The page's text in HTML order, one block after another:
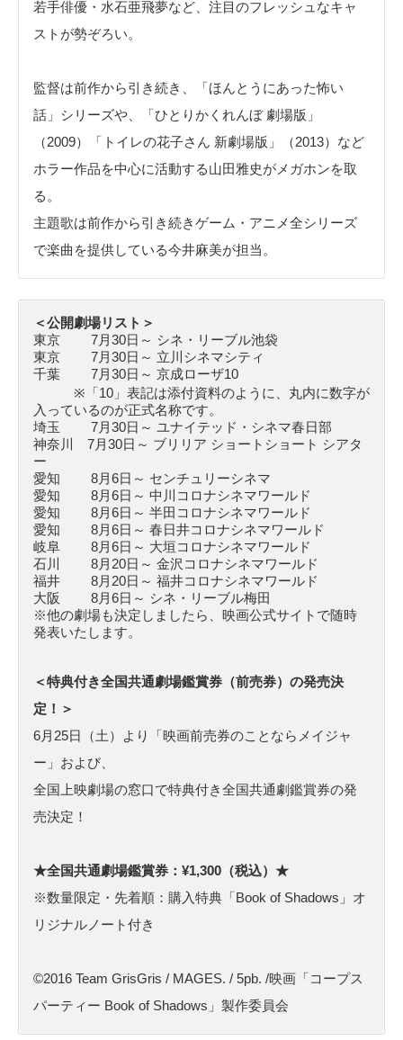
若手俳優・水石亜飛夢など、注目のフレッシュなキャ
ストが勢ぞろい。
監督は前作から引き続き、「ほんとうにあった怖い
話」シリーズや、「ひとりかくれんぼ 劇場版」
（2009）「トイレの花子さん 新劇場版」（2013）など
ホラー作品を中心に活動する山田雅史がメガホンを取
る。
主題歌は前作から引き続きゲーム・アニメ全シリーズ
で楽曲を提供している今井麻美が担当。
＜公開劇場リスト＞
東京 7月30日～ シネ・リーブル池袋
東京 7月30日～ 立川シネマシティ
千葉 7月30日～ 京成ローザ10
※「10」表記は添付資料のように、丸内に数字が
入っているのが正式名称です。
埼玉 7月30日～ ユナイテッド・シネマ春日部
神奈川 7月30日～ ブリリア ショートショート シアタ
ー
愛知 8月6日～ センチュリーシネマ
愛知 8月6日～ 中川コロナシネマワールド
愛知 8月6日～ 半田コロナシネマワールド
愛知 8月6日～ 春日井コロナシネマワールド
岐阜 8月6日～ 大垣コロナシネマワールド
石川 8月20日～ 金沢コロナシネマワールド
福井 8月20日～ 福井コロナシネマワールド
大阪 8月6日～ シネ・リーブル梅田
※他の劇場も決定しましたら、映画公式サイトで随時
発表いたします。
＜特典付き全国共通劇場鑑賞券（前売券）の発売決
定！＞
6月25日（土）より「映画前売券のことならメイジャ
ー」および、
全国上映劇場の窓口で特典付き全国共通劇鑑賞券の発
売決定！
★全国共通劇場鑑賞券：¥1,300（税込）★
※数量限定・先着順：購入特典「Book of Shadows」オ
リジナルノート付き
©2016 Team GrisGris / MAGES. / 5pb. /映画「コープス
パーティー Book of Shadows」製作委員会